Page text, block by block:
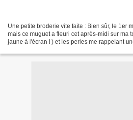
Une petite broderie vite faite : Bien sûr, le 1er
mais ce muguet a fleuri cet après-midi sur ma
jaune à l'écran ! ) et les perles me rappelant